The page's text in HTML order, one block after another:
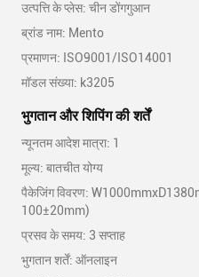
उत्पत्ति के प्लेस: चीन डोंगगुआन
ब्रांड नाम: Mento
प्रमाणन: ISO9001/ISO14001
मॉडल संख्या: k3205
भुगतान और शिपिंग की शर्तें
न्यूनतम आदेश मात्रा: 1
मूल्य: बातचीत योग्य
पैकेजिंग विवरण:
100±20mm)
प्रसव के समय: 3 सप्ताह
भुगतान शर्तें: ऑनलाइन